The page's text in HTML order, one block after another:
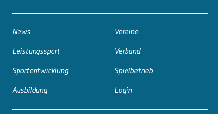
News
Leistungssport
Sportentwicklung
Ausbildung
Vereine
Verband
Spielbetrieb
Login